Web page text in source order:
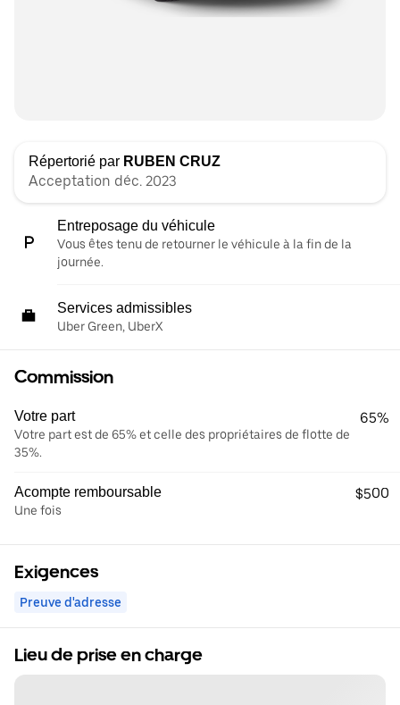
Répertorié par RUBEN CRUZ
Acceptation déc. 2023
Entreposage du véhicule
Vous êtes tenu de retourner le véhicule à la fin de la
journée.
Services admissibles
Uber Green, UberX
Commission
Votre part
Votre part est de 65% et celle des propriétaires de flotte de
35%.
65%
Acompte remboursable
Une fois
$500
Exigences
Preuve d'adresse
Lieu de prise en charge